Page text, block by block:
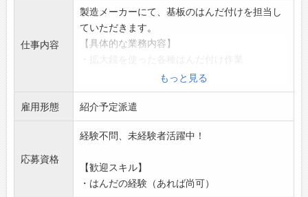
・新しい価値を一緒に創造していける方をお待
ちしています！
☆----------------------------------------
勤務実績に応じて、給与前払いが可能です◎
簡単申請！簡単受取！日払い即日払い対応！
☆
即日対応!!フォロー体制もバッチリ
登録はご自宅からお電話で可能です◎
仕事内容
製造メーカーにて、基板のはんだ付けを担当し
ていただきます。
【具体的な業務内容】
・検査業務
◎座り作業になります。体への負担も少なめで
す♪
【未経験OK！】
な方にぴったりです！
【研修制度・ステップアップ】
もっと見る
雇用形態 紹介予定派遣
応募資格
経験不問、未経験者活躍中！
【歓迎スキル】
・はんだの経験（あれば尚可）